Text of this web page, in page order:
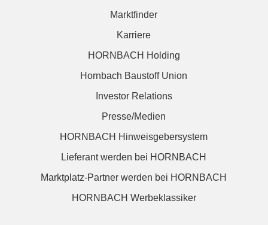
Marktfinder
Karriere
HORNBACH Holding
Hornbach Baustoff Union
Investor Relations
Presse/Medien
HORNBACH Hinweisgebersystem
Lieferant werden bei HORNBACH
Marktplatz-Partner werden bei HORNBACH
HORNBACH Werbeklassiker